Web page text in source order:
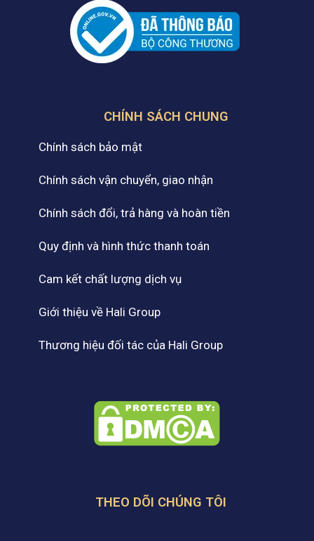
CHÍNH SÁCH CHUNG
Chính sách bảo mật
Chính sách vận chuyển, giao nhận
Chính sách đổi, trả hàng và hoàn tiền
Quy định và hình thức thanh toán
Cam kết chất lượng dịch vụ
Giới thiệu về Hali Group
Thương hiệu đối tác của Hali Group
THEO DÕI CHÚNG TÔI